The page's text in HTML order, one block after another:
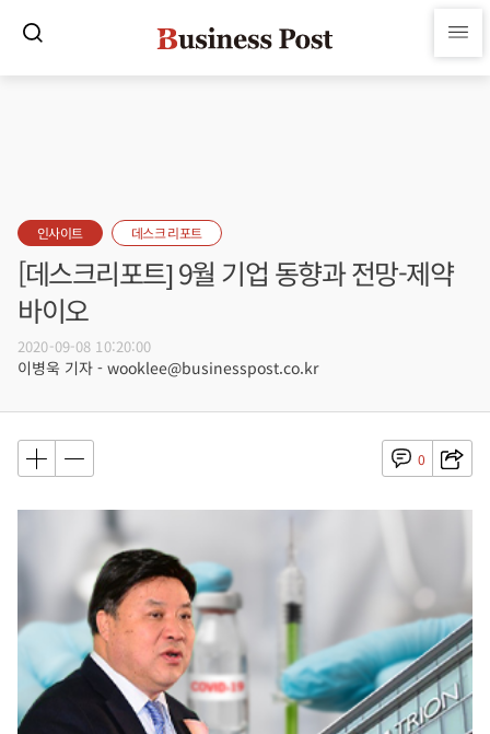
인사이트 데스크 리포트
[데스크리포트] 9월 기업 동향과 전망-제약
바이오
2020-09-08 10:20:00
이병욱 기자 - wooklee@businesspost.co.kr
0